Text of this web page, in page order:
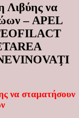
Λιβύης να
– APEL
να σταματήσουν